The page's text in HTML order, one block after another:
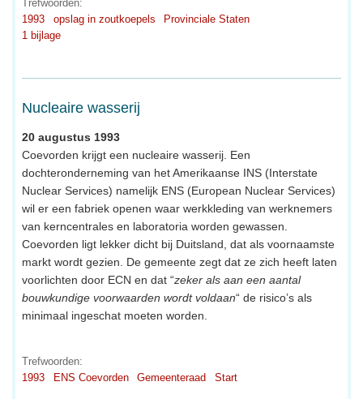
Trefwoorden:
1993
opslag in zoutkoepels
Provinciale Staten
1 bijlage
Nucleaire wasserij
20 augustus 1993
Coevorden krijgt een nucleaire wasserij. Een
dochteronderneming van het Amerikaanse INS (Interstate
Nuclear Services) namelijk ENS (European Nuclear Services)
wil er een fabriek openen waar werkkleding van werknemers
van kerncentrales en laboratoria worden gewassen.
Coevorden ligt lekker dicht bij Duitsland, dat als voornaamste
markt wordt gezien. De gemeente zegt dat ze zich heeft laten
voorlichten door ECN en dat “zeker als aan een aantal
bouwkundige voorwaarden wordt voldaan“ de risico’s als
minimaal ingeschat moeten worden.
Trefwoorden:
1993
ENS Coevorden Gemeenteraad Start